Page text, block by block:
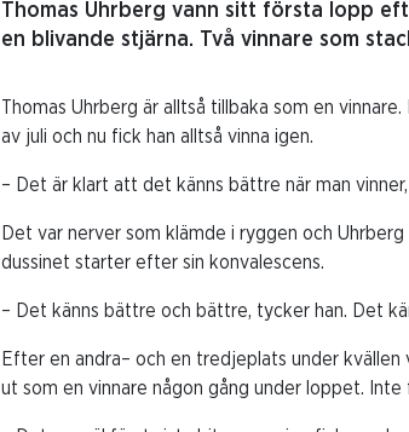
Thomas Uhrberg vann sitt första lopp
en blivande stjärna. Två vinnare som
Thomas Uhrberg är alltså tillbaka som en
av juli och nu fick han alltså vinna igen.
– Det är klart att det känns bättre när man
Det var nerver som klämde i ryggen och
dussinet starter efter sin konvalescens.
– Det känns bättre och bättre, tycker han. Det
Efter en andra– och en tredjeplats under
ut som en vinnare någon gång under loppet. Inte